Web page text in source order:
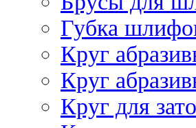
Губка
Круг
Круг
Круг для